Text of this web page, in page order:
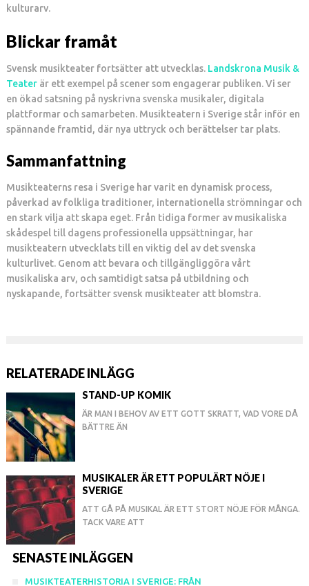
kulturarv.
Blickar framåt
Svensk musikteater fortsätter att utvecklas. Landskrona Musik &
Teaterär ett exempel på scener som engagerar publiken. Vi ser
en ökad satsning på nyskrivna svenska musikaler, digitala
plattformar och samarbeten. Musikteatern i Sverige står inför en
spännande framtid, där nya uttryck och berättelser tar plats.
Sammanfattning
Musikteaterns resa i Sverige har varit en dynamisk process,
påverkad av folkliga traditioner, internationella strömningar och
en stark vilja att skapa eget. Från tidiga former av musikaliska
skådespel till dagens professionella uppsättningar, har
musikteatern utvecklats till en viktig del av det svenska
kulturlivet. Genom att bevara och tillgängliggöra vårt
musikaliska arv, och samtidigt satsa på utbildning och
nyskapande, fortsätter svensk musikteater att blomstra.
RELATERADE INLÄGG
STAND-UP KOMIK
ÄR MAN I BEHOV AV ETT GOTT SKRATT, VAD VORE DÅ
BÄTTRE ÄN
MUSIKALER ÄR ETT POPULÄRT NÖJE I
SVERIGE
ATT GÅ PÅ MUSIKAL ÄR ETT STORT NÖJE FÖR MÅNGA.
TACK VARE ATT
SENASTE INLÄGGEN
MUSIKTEATERHISTORIA I SVERIGE: FRÅN